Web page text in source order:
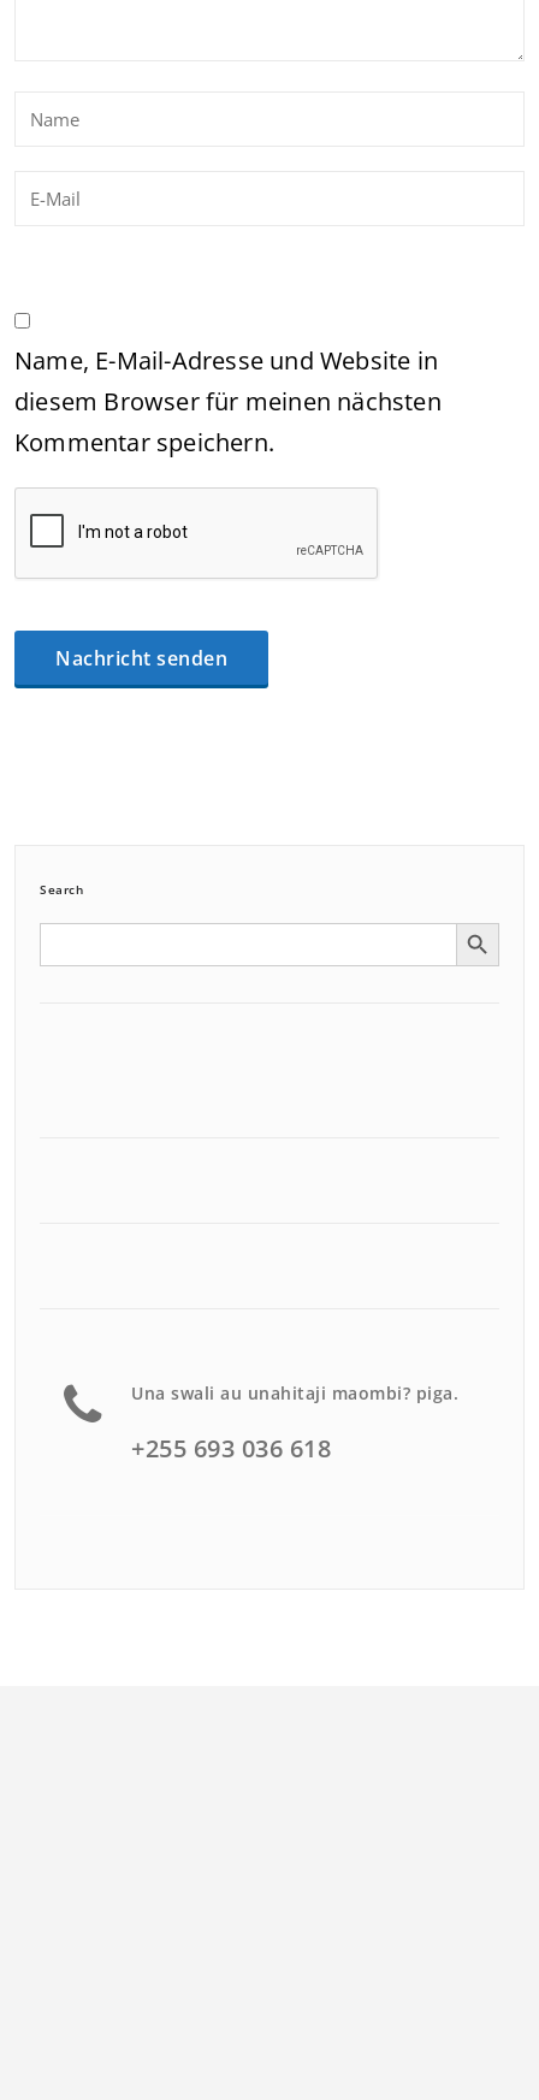
Name, E-Mail-Adresse und Website in
diesem Browser für meinen nächsten
Kommentar speichern.
Search
Search Search Button
Una swali au unahitaji maombi? piga.
+255 693 036 618